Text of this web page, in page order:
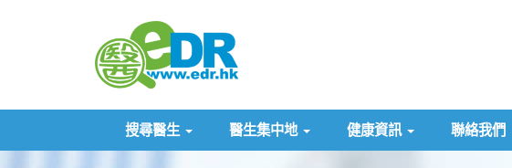
搜尋醫生 醫生集中地 健康資訊 聯絡我們